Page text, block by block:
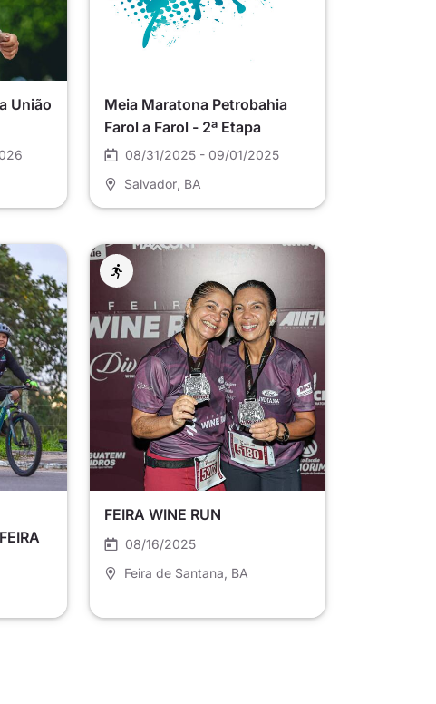
União
Meia Maratona Petrobahia
Farol a Farol - 2ª Etapa
08/31/2025 - 09/01/2025
Salvador , BA
FEIRA WINE RUN
08/16/2025
Feira de Santana , BA